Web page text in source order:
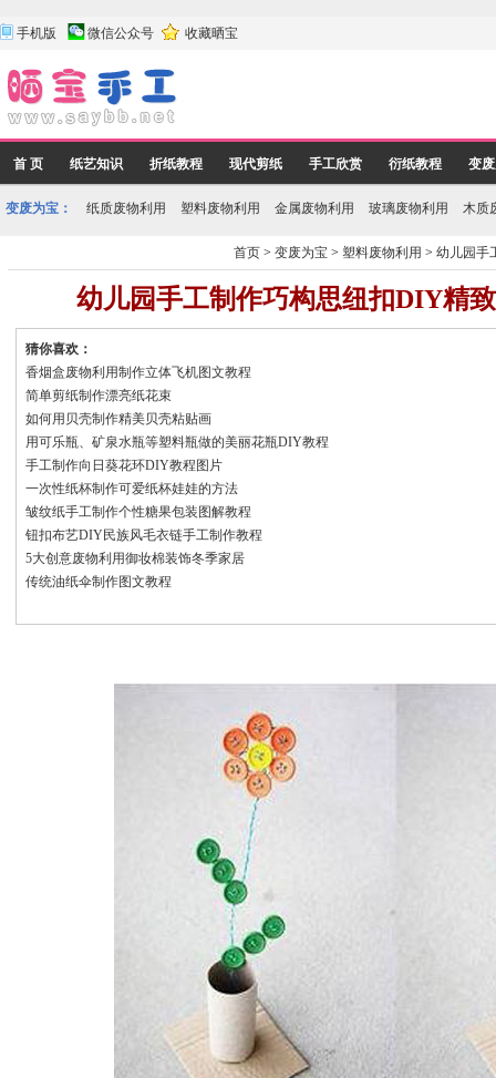
手机版 微信公众号 收藏晒宝
首 页 纸艺知识 折纸教程 现代剪纸 手工欣赏 衍纸教程 变
变废为宝： 纸质废物利用 塑料废物利用 金属废物利用 玻璃废物利用 木质
首页 >变废为宝 >塑料废物利用 >幼儿园手
幼儿园手工制作巧构思纽扣DIY精
猜你喜欢：
香烟盒废物利用制作立体飞机图文教程
简单剪纸制作漂亮纸花束
如何用贝壳制作精美贝壳粘贴画
用可乐瓶、矿泉水瓶等塑料瓶做的美丽花瓶DIY教程
手工制作向日葵花环DIY教程图片
一次性纸杯制作可爱纸杯娃娃的方法
皱纹纸手工制作个性糖果包装图解教程
钮扣布艺DIY民族风毛衣链手工制作教程
5大创意废物利用御妆棉装饰冬季家居
传统油纸伞制作图文教程